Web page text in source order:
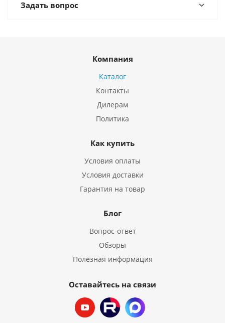
Задать вопрос
Компания
Каталог
Контакты
Дилерам
Политика
Как купить
Условия оплаты
Условия доставки
Гарантия на товар
Блог
Вопрос-ответ
Обзоры
Полезная информация
Оставайтесь на связи